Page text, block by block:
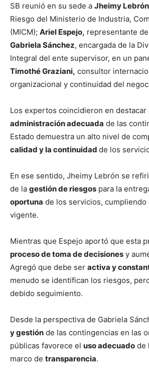
SB reunió en su sede a Jheimy Lebrón
Riesgo del Ministerio de Industria,
(MICM); Ariel Espejo, representante de
Gabriela Sánchez, encargada de la
Integral del ente supervisor, en un
Timothé Graziani, consultor
organizacional y continuidad del
Los expertos coincidieron en destacar
administración adecuada de las
Estado demuestra un alto nivel de
calidad y la continuidad de los
En ese sentido, Jheimy Lebrón se
de la gestión de riesgos para la
oportuna de los servicios, cumpliendo
vigente.
Mientras que Espejo aportó que esta
proceso de toma de decisiones y
Agregó que debe ser activa y
menudo se identifican los riesgos,
debido seguimiento.
Desde la perspectiva de Gabriela
y gestión de las contingencias en las
públicas favorece el uso adecuado de
marco de transparencia.